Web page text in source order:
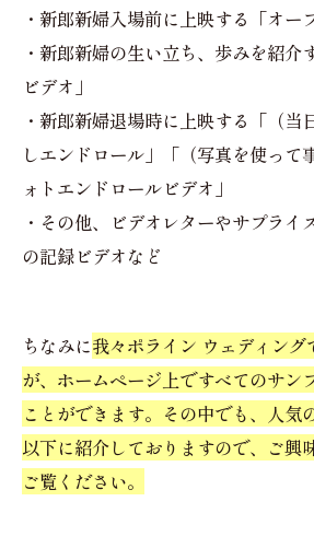
・新郎新婦入場前に上映する「オー
・新郎新婦の生い立ち、歩みを紹介
ビデオ」
・新郎新婦退場時に上映する「（当
しエンドロール」「（写真を使って
ォトエンドロールビデオ」
・その他、ビデオレターやサプライ
の記録ビデオなど
ちなみに我々ポライン ウェディン
が、ホームページ上ですべてのサン
ことができます。その中でも、人気
以下に紹介しておりますので、ご興
ご覧ください。